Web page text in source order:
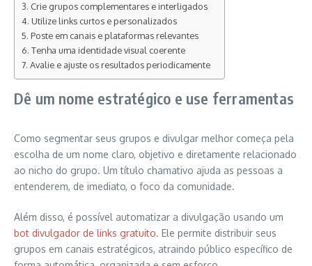
Crie grupos complementares e interligados
Utilize links curtos e personalizados
Poste em canais e plataformas relevantes
Tenha uma identidade visual coerente
Avalie e ajuste os resultados periodicamente
Dê um nome estratégico e use ferramentas
Como segmentar seus grupos e divulgar melhor começa pela
escolha de um nome claro, objetivo e diretamente relacionado
ao nicho do grupo. Um título chamativo ajuda as pessoas a
entenderem, de imediato, o foco da comunidade.
Além disso, é possível automatizar a divulgação usando um
bot divulgador de links gratuito. Ele permite distribuir seus
grupos em canais estratégicos, atraindo público específico de